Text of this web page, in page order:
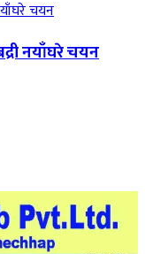
नयाँघरे चयन